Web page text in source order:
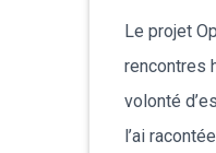
Le projet
rencontres
volonté
l’ai